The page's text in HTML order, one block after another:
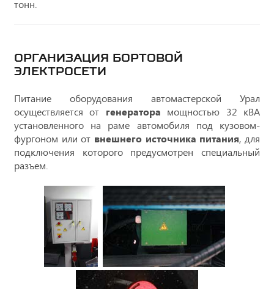
тонн.
ОРГАНИЗАЦИЯ БОРТОВОЙ
ЭЛЕКТРОСЕТИ
Питание оборудования автомастерской Урал
осуществляется от генератора мощностью 32 кВА
установленного на раме автомобиля под кузовом-
фургоном или от внешнего источника питания, для
подключения которого предусмотрен специальный
разъем.